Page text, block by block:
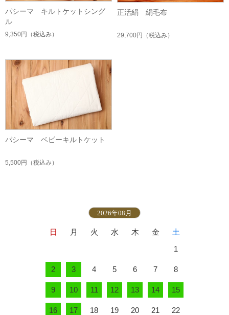
パシーマ キルトケットシング
ル
9,350円 （税込み）
正活絹 絹毛布
29,700円 （税込み）
パシーマ ベビーキルトケット
5,500円 （税込み）
2026年08月
日 月 火 水 木 金
土
1
2 3 4 5 6 7 8
9 10 11 12 13 14 15
16 17 18 19 20 21 22